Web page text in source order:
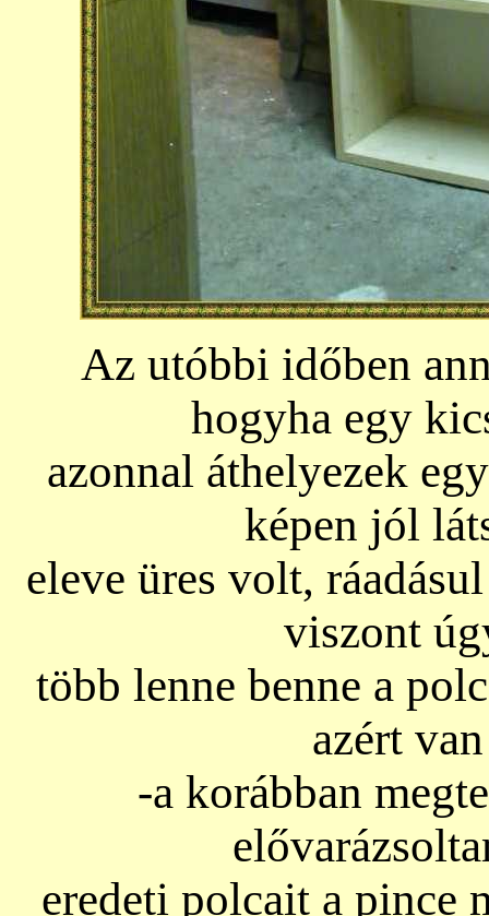
Az utóbbi időben
hogyha egy
azonnal áthelyezek
képen jól
eleve üres volt,
viszont
több lenne benne a
azért
-a korábban
eredeti polcait a pince